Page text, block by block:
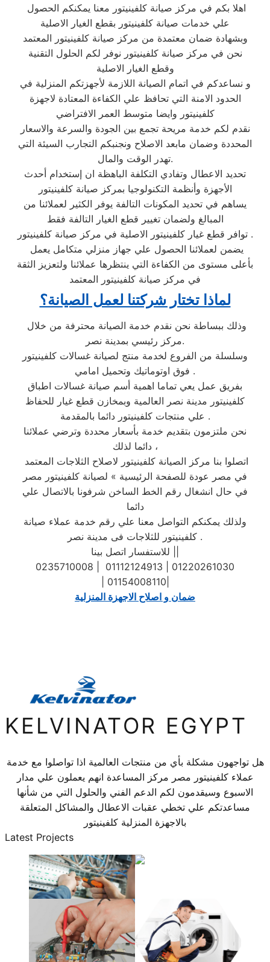
علي خدمات صيانة كلفينيتور بقطع الغيار الاصلية
وبشهادة ضمان معتمدة من مركز صيانة كلفينيتور المعتمد
نحن في مركز صيانة كلفينيتور نوفر لكم الحلول التقنية
وقطع الغيار الاصلية
و نساعدكم في اتمام الصيانة اللازمة لأجهزتكم المنزلية في
الحدود الامنة التي تحافظ علي الكفاءة المعتادة لاجهزة
كلفينيتور وايضا متوسط العمر الافتراضي
نقدم لكم خدمة مريحة تجمع بين الجودة والسرعة والاسعار
المحددة وضمان مابعد الاصلاح ونجنبكم التجارب السيئة التي
تهدر الوقت والمال.
تحديد الاعطال وتفادي التكلفة الباهظة ان إستخدام أحدث
الأجهزة وأنظمة التكنولوجيا بمركز صيانة كلفينيتور
يساهم في تحديد المكونات التالفة يوفر الكثير لعملائنا من
المبالغ ولضمان تغيير قطع الغيار التالفة فقط
توافر قطع غيار كلفينيتور الاصلية في مركز صيانة كلفينيتور .
بأعلى مستوى من الكفاءة التي ينتظرها عملائنا ولتعزيز الثقة
في مركز صيانة كلفينيتور المعتمد
لماذا تختار شركتنا لعمل الصيانة؟
مركز رئيسي بمدينة نصر.
وسلسلة من الفروع لخدمة منتج لصيانة غسالات كلفينيتور
فوق اوتوماتيك وتحميل امامي .
بفريق عمل يعي تماما اهمية أسم صيانة غسالات اطباق
كلفينيتور مدينة نصر العالمية وبمخازن قطع غيار للحفاظ
علي منتجات كلفينيتور دائما بالمقدمة .
نحن ملتزمون بتقديم خدمة بأسعار محددة وترضي عملائنا
دائما لذلك ،
في مصر عودة للصفحة الرئيسية » لصيانة كلفينيتور مصر
في حال انشغال رقم الخط الساخن شرفونا بالاتصال علي
دائما
ولذلك يمكنكم التواصل معنا علي رقم خدمة عملاء صيانة
كلفينيتور للثلاجات فى مدينة نصر .
0235710008 | 01112124913 | 01220261030
| 01154008110|
ضمان و اصلاح الاجهزة المنزلية
KELVINATOR EGYPT
هل تواجهون مشكلة بأي من منتجات العالمية اذا تواصلوا مع خدمة
عملاء كلفينيتور مصر مركز المساعدة انهم يعملون علي مدار
الاسبوع وسيقدمون لكم الدعم الفني والحلول التي من شأنها
مساعدتكم علي تخطي عقبات الاعطال والمشاكل المتعلقة
بالاجهزة المنزلية كلفينيتور
Latest Projects